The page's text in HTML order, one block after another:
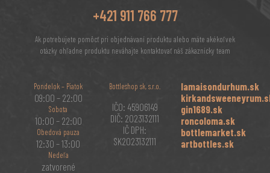
+421 911 766 777
Ak potrebujete pomôcť pri objednávaní produktu alebo máte akékoľvek
otázky ohľadne produktu neváhajte kontaktovať náš zákaznícky team
Pondelok – Piatok
09:00 – 22:00
Sobota
10:00 – 22:00
Obedová pauza
12:30 – 13:00
Nedeľa
zatvorené
Bottleshop sk, s.r.o.
IČO: 45906149
DIČ: 2023132111
IČ DPH:
SK2023132111
lamaisondurhum.sk
gin1689.sk
roncoloma.sk
bottlemarket.sk
artbottles.sk